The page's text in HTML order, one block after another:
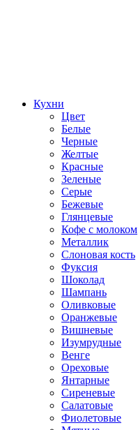
Кухни
Цвет
Белые
Черные
Желтые
Красные
Зеленые
Серые
Бежевые
Глянцевые
Кофе с молоком
Металлик
Слоновая кость
Фуксия
Шоколад
Шампань
Оливковые
Оранжевые
Вишневые
Изумрудные
Венге
Ореховые
Янтарные
Сиреневые
Салатовые
Фиолетовые